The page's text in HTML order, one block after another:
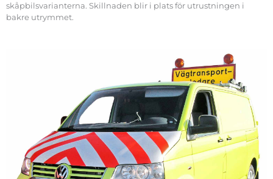
skåpbilsvarianterna. Skillnaden blir i plats för utrustningen i
bakre utrymmet.